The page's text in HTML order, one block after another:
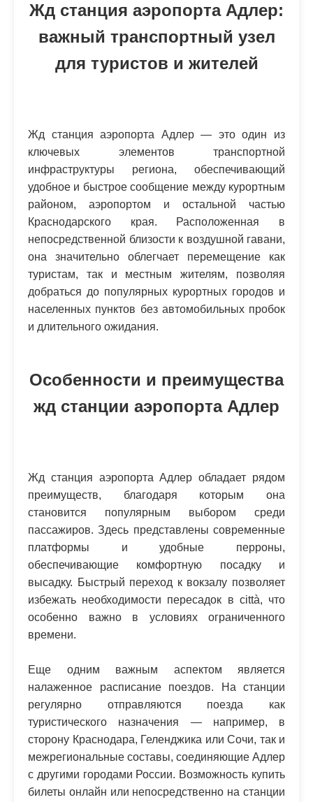
Жд станция аэропорта Адлер:
важный транспортный узел
для туристов и жителей
Жд станция аэропорта Адлер — это один из
ключевых элементов транспортной
инфраструктуры региона, обеспечивающий
удобное и быстрое сообщение между курортным
районом, аэропортом и остальной частью
Краснодарского края. Расположенная в
непосредственной близости к воздушной гавани,
она значительно облегчает перемещение как
туристам, так и местным жителям, позволяя
добраться до популярных курортных городов и
населенных пунктов без автомобильных пробок
и длительного ожидания.
Особенности и преимущества
жд станции аэропорта Адлер
Жд станция аэропорта Адлер обладает рядом
преимуществ, благодаря которым она
становится популярным выбором среди
пассажиров. Здесь представлены современные
платформы и удобные перроны,
обеспечивающие комфортную посадку и
высадку. Быстрый переход к вокзалу позволяет
избежать необходимости пересадок в città, что
особенно важно в условиях ограниченного
времени.
Еще одним важным аспектом является
налаженное расписание поездов. На станции
регулярно отправляются поезда как
туристического назначения — например, в
сторону Краснодара, Геленджика или Сочи, так и
межрегиональные составы, соединяющие Адлер
с другими городами России. Возможность купить
билеты онлайн или непосредственно на станции